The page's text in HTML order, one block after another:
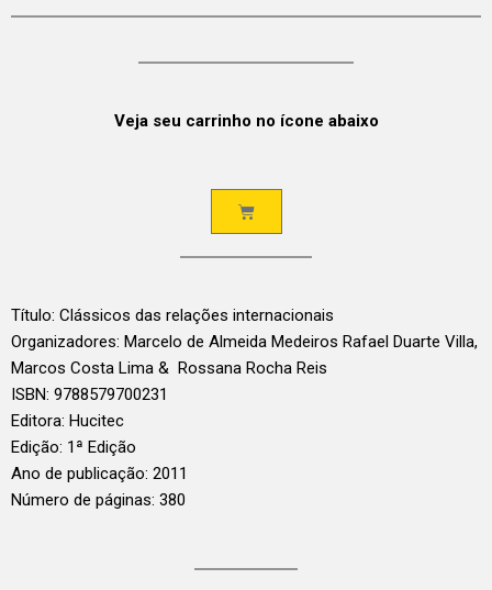
Veja seu carrinho no ícone abaixo
Título: Clássicos das relações internacionais
Organizadores: Marcelo de Almeida Medeiros Rafael Duarte Villa,
Marcos Costa Lima & Rossana Rocha Reis
ISBN: 9788579700231
Editora: Hucitec
Edição: 1ª Edição
Ano de publicação: 2011
Número de páginas: 380